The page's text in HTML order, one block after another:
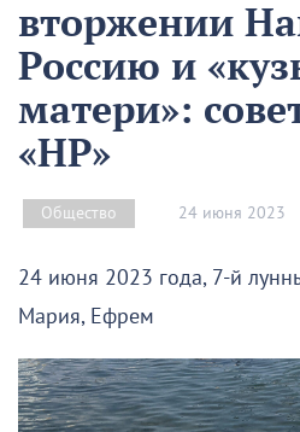
вторжении
Россию и
матери»:
«НР»
Общество 24 июня 2023
24 июня 2023 года, 7-й
Мария, Ефрем